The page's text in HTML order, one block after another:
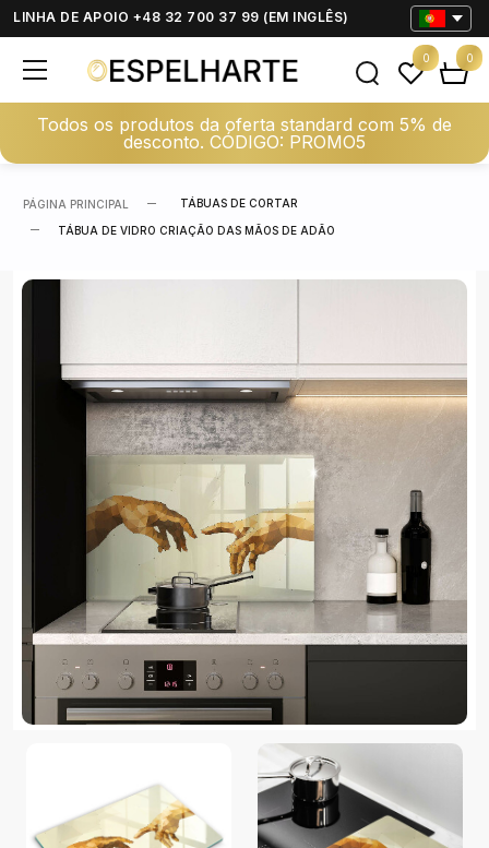
LINHA DE APOIO +48 32 700 37 99 (EM INGLÊS)
Todos os produtos da oferta standard com 5% de
desconto. CÓDIGO: PROMO5
0 0
PÁGINA PRINCIPAL TÁBUAS DE CORTAR
TÁBUA DE VIDRO CRIAÇÃO DAS MÃOS DE ADÃO